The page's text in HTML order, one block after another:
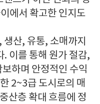
에서 확고한 인지도
, 생산, 유통, 소매까지
. 이를 통해 원가 절감,
하며 안정적인 수익
2~3급 도시로의 매
산층 확대 흐름에 정